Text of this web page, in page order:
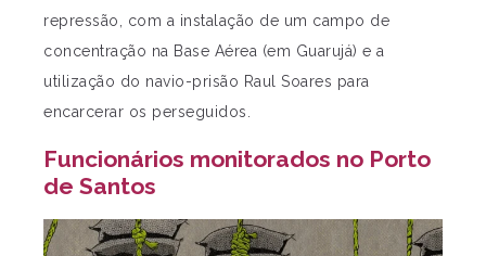
repressão, com a instalação de um campo de
concentração na Base Aérea (em Guarujá) e a
utilização do navio-prisão Raul Soares para
encarcerar os perseguidos.
Funcionários monitorados no Porto
de Santos